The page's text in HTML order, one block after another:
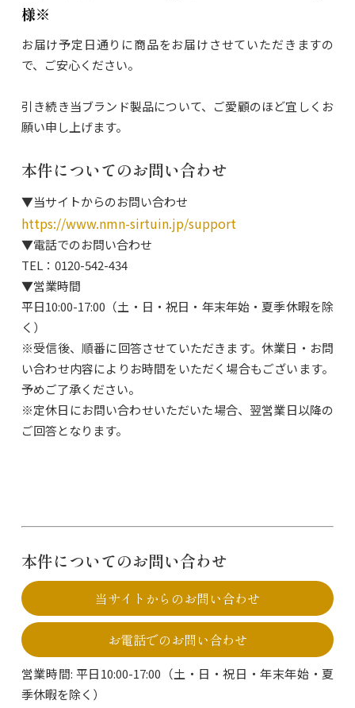
様※
お届け予定日通りに商品をお届けさせていただきますの
で、ご安心ください。
引き続き当ブランド製品について、ご愛顧のほど宜しくお
願い申し上げます。
本件についてのお問い合わせ
▼当サイトからのお問い合わせ
https://www.nmn-sirtuin.jp/support
▼電話でのお問い合わせ
TEL：0120-542-434
▼営業時間
平日10:00-17:00（土・日・祝日・年末年始・夏季休暇を除
く）
※受信後、順番に回答させていただきます。休業日・お問
い合わせ内容によりお時間をいただく場合もございます。
予めご了承ください。
※定休日にお問い合わせいただいた場合、翌営業日以降の
ご回答となります。
本件についてのお問い合わせ
当サイトからのお問い合わせ
お電話でのお問い合わせ
営業時間: 平日10:00-17:00（土・日・祝日・年末年始・夏
季休暇を除く）